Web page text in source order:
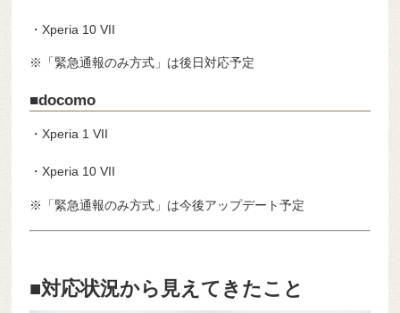
・Xperia 10 VII
※「緊急通報のみ方式」は後日対応予定
■docomo
・Xperia 1 VII
・Xperia 10 VII
※「緊急通報のみ方式」は今後アップデート予定
■対応状況から見えてきたこと